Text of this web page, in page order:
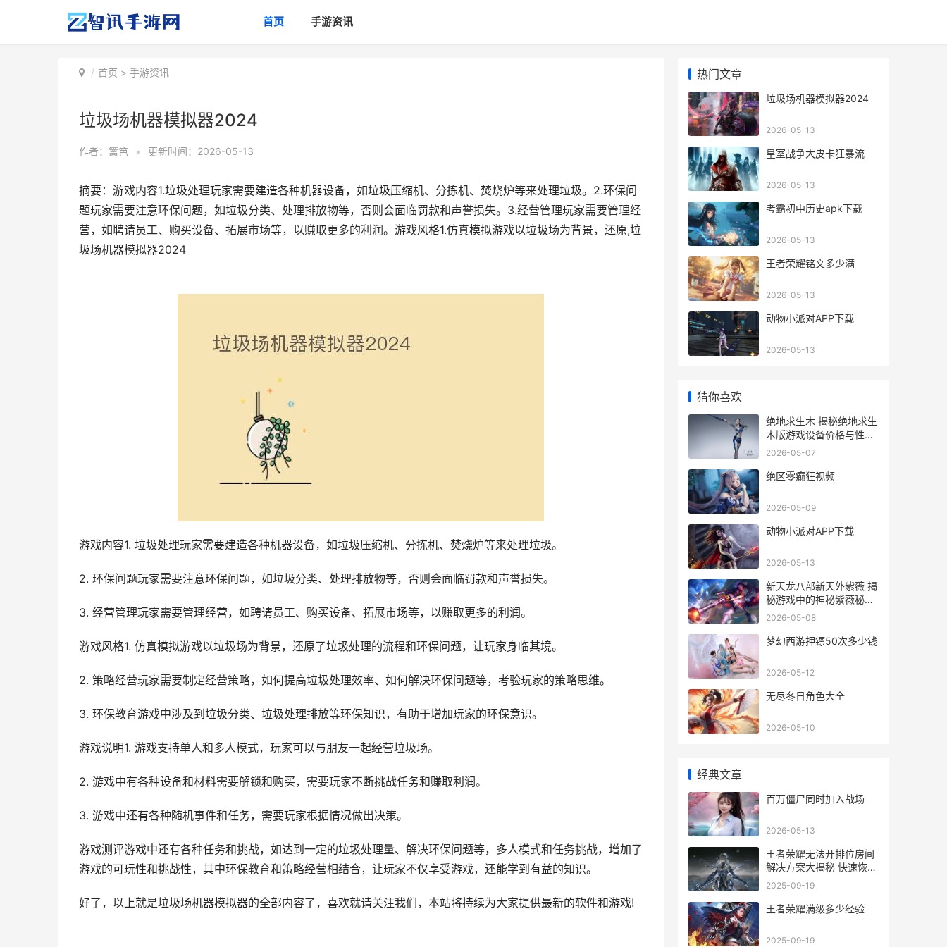
首页 手游资讯
首页 > 手游资讯
垃圾场机器模拟器2024
作者： 篱笆 • 更新时间：2026-05-13
摘要：游戏内容1.垃圾处理玩家需要建造各种机器设备，如垃圾压缩机、分拣机、焚烧炉等来处理垃圾。2.环保问
题玩家需要注意环保问题，如垃圾分类、处理排放物等，否则会面临罚款和声誉损失。3.经营管理玩家需要管理经
营，如聘请员工、购买设备、拓展市场等，以赚取更多的利润。游戏风格1.仿真模拟游戏以垃圾场为背景，还原,垃
圾场机器模拟器2024
游戏内容1. 垃圾处理玩家需要建造各种机器设备，如垃圾压缩机、分拣机、焚烧炉等来处理垃圾。
2. 环保问题玩家需要注意环保问题，如垃圾分类、处理排放物等，否则会面临罚款和声誉损失。
3. 经营管理玩家需要管理经营，如聘请员工、购买设备、拓展市场等，以赚取更多的利润。
游戏风格1. 仿真模拟游戏以垃圾场为背景，还原了垃圾处理的流程和环保问题，让玩家身临其境。
2. 策略经营玩家需要制定经营策略，如何提高垃圾处理效率、如何解决环保问题等，考验玩家的策略思维。
3. 环保教育游戏中涉及到垃圾分类、垃圾处理排放等环保知识，有助于增加玩家的环保意识。
游戏说明1. 游戏支持单人和多人模式，玩家可以与朋友一起经营垃圾场。
2. 游戏中有各种设备和材料需要解锁和购买，需要玩家不断挑战任务和赚取利润。
3. 游戏中还有各种随机事件和任务，需要玩家根据情况做出决策。
游戏测评游戏中还有各种任务和挑战，如达到一定的垃圾处理量、解决环保问题等，多人模式和任务挑战，增加了
游戏的可玩性和挑战性，其中环保教育和策略经营相结合，让玩家不仅享受游戏，还能学到有益的知识。
好了，以上就是垃圾场机器模拟器的全部内容了，喜欢就请关注我们，本站将持续为大家提供最新的软件和游戏!
热门文章
垃圾场机器模拟器2024
2026-05-13
皇室战争大皮卡狂暴流
2026-05-13
考霸初中历史apk下载
2026-05-13
王者荣耀铭文多少满
2026-05-13
动物小派对APP下载
2026-05-13
猜你喜欢
绝地求生木 揭秘绝地求生
木版游戏设备价格与性能
对比
2026-05-07
绝区零癫狂视频
2026-05-09
动物小派对APP下载
2026-05-13
新天龙八部新天外紫薇 揭
秘游戏中的神秘紫薇秘境
与升级攻略
2026-05-08
梦幻西游押镖50次多少钱
2026-05-12
无尽冬日角色大全
2026-05-10
经典文章
百万僵尸同时加入战场
2026-05-13
王者荣耀无法开排位房间
解决方案大揭秘 快速恢复
排位畅玩攻略
2025-09-19
王者荣耀满级多少经验
2025-09-19